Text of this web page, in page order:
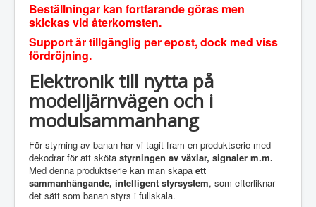
Beställningar kan fortfarande göras men
skickas vid återkomsten.
Support är tillgänglig per epost, dock med viss
fördröjning.
Elektronik till nytta på
modelljärnvägen och i
modulsammanhang
För styrning av banan har vi tagit fram en produktserie med
dekodrar för att sköta styrningen av växlar, signaler m.m.
Med denna produktserie kan man skapa ett
sammanhängande, intelligent styrsystem, som efterliknar
det sätt som banan styrs i fullskala.